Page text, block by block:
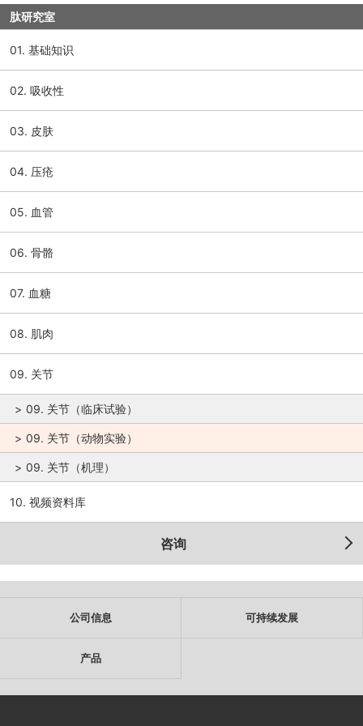
肽研究室
01. 基础知识
02. 吸收性
03. 皮肤
04. 压疮
05. 血管
06. 骨骼
07. 血糖
08. 肌肉
09. 关节
09. 关节（临床试验）
09. 关节（动物实验）
09. 关节（机理）
10. 视频资料库
咨询
公司信息 可持续发展
产品